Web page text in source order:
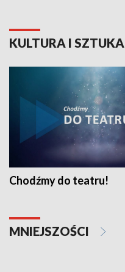
KULTURA I SZTUKA
Chodźmy do teatru!
MNIEJSZOŚCI